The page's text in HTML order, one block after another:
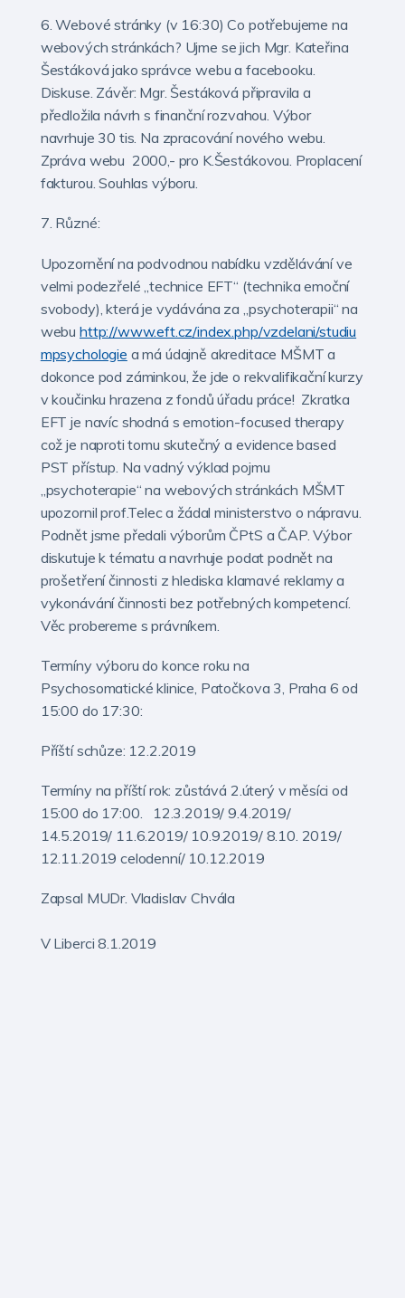
6. Webové stránky (v 16:30) Co potřebujeme na
webových stránkách? Ujme se jich Mgr. Kateřina
Šestáková jako správce webu a facebooku.
Diskuse. Závěr: Mgr. Šestáková připravila a
předložila návrh s finanční rozvahou. Výbor
navrhuje 30 tis. Na zpracování nového webu.
Zpráva webu 2000,- pro K.Šestákovou. Proplacení
fakturou. Souhlas výboru.
7. Různé:
Upozornění na podvodnou nabídku vzdělávání ve
velmi podezřelé „technice EFT“ (technika emoční
svobody), která je vydávána za „psychoterapii“ na
webu http://www.eft.cz/index.php/vzdelani/studiu
mpsychologie a má údajně akreditace MŠMT a
dokonce pod záminkou, že jde o rekvalifikační kurzy
v koučinku hrazena z fondů úřadu práce! Zkratka
EFT je navíc shodná s emotion-focused therapy
což je naproti tomu skutečný a evidence based
PST přístup. Na vadný výklad pojmu
„psychoterapie“ na webových stránkách MŠMT
upozornil prof.Telec a žádal ministerstvo o nápravu.
Podnět jsme předali výborům ČPtS a ČAP. Výbor
diskutuje k tématu a navrhuje podat podnět na
prošetření činnosti z hlediska klamavé reklamy a
vykonávání činnosti bez potřebných kompetencí.
Věc probereme s právníkem.
Termíny výboru do konce roku na
Psychosomatické klinice, Patočkova 3, Praha 6 od
15:00 do 17:30:
Příští schůze: 12.2.2019
Termíny na příští rok: zůstává 2.úterý v měsíci od
15:00 do 17:00. 12.3.2019/ 9.4.2019/
14.5.2019/ 11.6.2019/ 10.9.2019/ 8.10. 2019/
12.11.2019 celodenní/ 10.12.2019
Zapsal MUDr. Vladislav Chvála
V Liberci 8.1.2019